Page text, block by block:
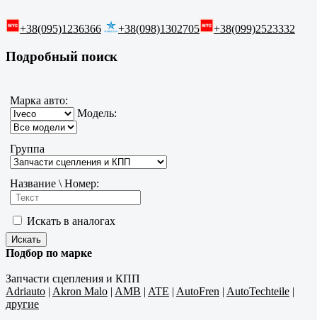
+38(095)1236366 +38(098)1302705 +38(099)2523332
Подробный поиск
Марка авто:
Модель:
Группа
Название \ Номер:
Искать в аналогах
Подбор по марке
Запчасти сцепления и КПП
Adriauto | Akron Malo | AMB | ATE | AutoFren | AutoTechteile |
другие